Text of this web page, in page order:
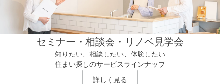
セミナー・相談会・リノベ見学会
知りたい、相談したい、体験したい
住まい探しのサービスラインナップ
詳しく見る